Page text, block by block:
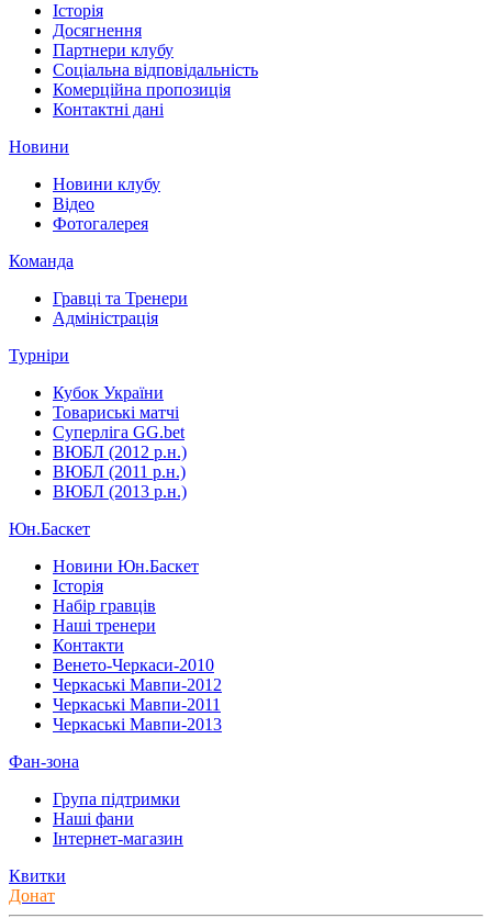
Історія
Досягнення
Партнери клубу
Соціальна відповідальність
Комерційна пропозиція
Контактні дані
Новини
Новини клубу
Відео
Фотогалерея
Команда
Гравці та Тренери
Адміністрація
Турніри
Кубок України
Товариські матчі
Суперліга GG.bet
ВЮБЛ (2012 р.н.)
ВЮБЛ (2011 р.н.)
ВЮБЛ (2013 р.н.)
Юн.Баскет
Новини Юн.Баскет
Історія
Набір гравців
Наші тренери
Контакти
Венето-Черкаси-2010
Черкаські Мавпи-2012
Черкаські Мавпи-2011
Черкаські Мавпи-2013
Фан-зона
Група підтримки
Наші фани
Інтернет-магазин
Квитки
Донат